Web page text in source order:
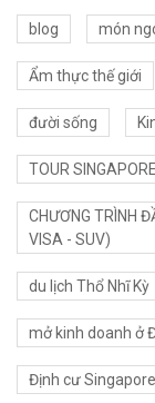
blog món
Ẩm thực thế giới
đười sống
TOUR
CHƯƠNG TRÌNH
VISA - SUV)
du lịch Thổ Nhĩ Kỳ
mở kinh doanh ở
Định cư Singapore